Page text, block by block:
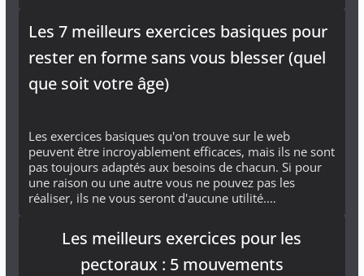
Les 7 meilleurs exercices basiques pour
rester en forme sans vous blesser (quel
que soit votre âge)
Les exercices basiques qu'on trouve sur le web
peuvent être incroyablement efficaces, mais ils ne sont
pas toujours adaptés aux besoins de chacun. Si pour
une raison ou une autre vous ne pouvez pas les
réaliser, ils ne vous seront d'aucune utilité.…
Les meilleurs exercices pour les
pectoraux : 5 mouvements